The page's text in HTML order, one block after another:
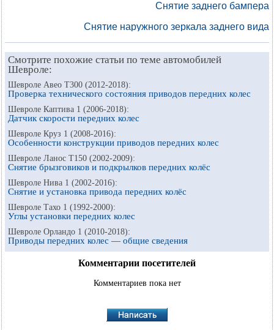
Снятие заднего бампера
Снятие наружного зеркала заднего вида
Смотрите похожие статьи по теме автомобилей
Шевроле:
Шевроле Авео Т300 (2012-2018):
Проверка технического состояния приводов передних колес
Шевроле Каптива 1 (2006-2018):
Датчик скорости передних колес
Шевроле Круз 1 (2008-2016):
Особенности конструкции приводов передних колес
Шевроле Ланос Т150 (2002-2009):
Снятие брызговиков и подкрылков передних колёс
Шевроле Нива 1 (2002-2016):
Снятие и установка привода передних колёс
Шевроле Тахо 1 (1992-2000):
Углы установки передних колес
Шевроле Орландо 1 (2010-2018):
Приводы передних колес — общие сведения
Комментарии посетителей
Комментариев пока нет